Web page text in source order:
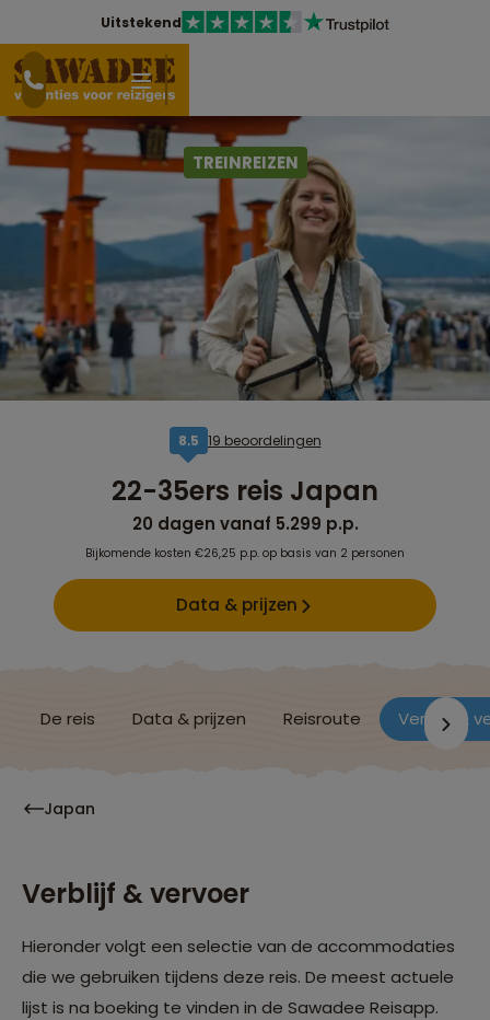
Uitstekend
TREINREIZEN
8,5 19 beoordelingen
22-35ers reis Japan
20 dagen vanaf 5.299 p.p.
Bijkomende kosten €26,25 p.p. op basis van 2 personen
Data & prijzen
De reis Data & prijzen Reisroute Verblijf &
Japan
Verblijf & vervoer
Hieronder volgt een selectie van de accommodaties
die we gebruiken tijdens deze reis. De meest actuele
lijst is na boeking te vinden in de Sawadee Reisapp.